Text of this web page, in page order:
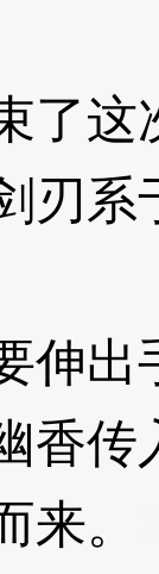
这
刃系
出
香
来。